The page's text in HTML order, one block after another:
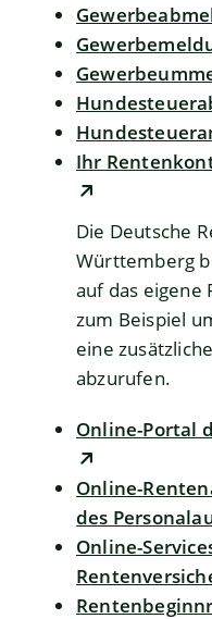
Ihr
Die Deutsche
Württemberg
auf das eigene
zum Beispiel
eine
abzurufen.
Online-Portal
Online-
des
Online-